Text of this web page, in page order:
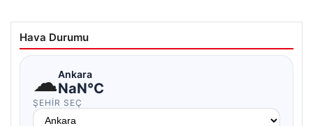
Hava Durumu
☁Ankara
NaN°C
ŞEHIR SEÇ